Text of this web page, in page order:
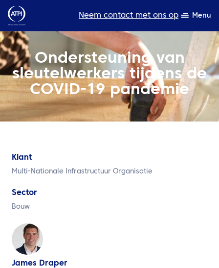
Neem contact met ons op Menu
Deskundigheid
Bronnen
Producten
Zoeken
Ondersteuning van
sleutelwerkers tijdens de
COVID-19 pandemie
Klant
Multi-Nationale Infrastructuur Organisatie
Sector
Bouw
James Draper